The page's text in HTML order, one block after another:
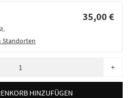
Standorten
35,00 €
+
HINZUFÜGEN